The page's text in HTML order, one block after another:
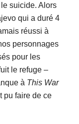
suicide. Alors
qui a duré 4
réussi à
personnages
pour les
le refuge –
à This War
pu faire de ce